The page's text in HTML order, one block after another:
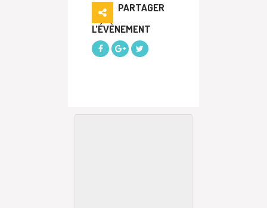
PARTAGER
L’ÉVÈNEMENT